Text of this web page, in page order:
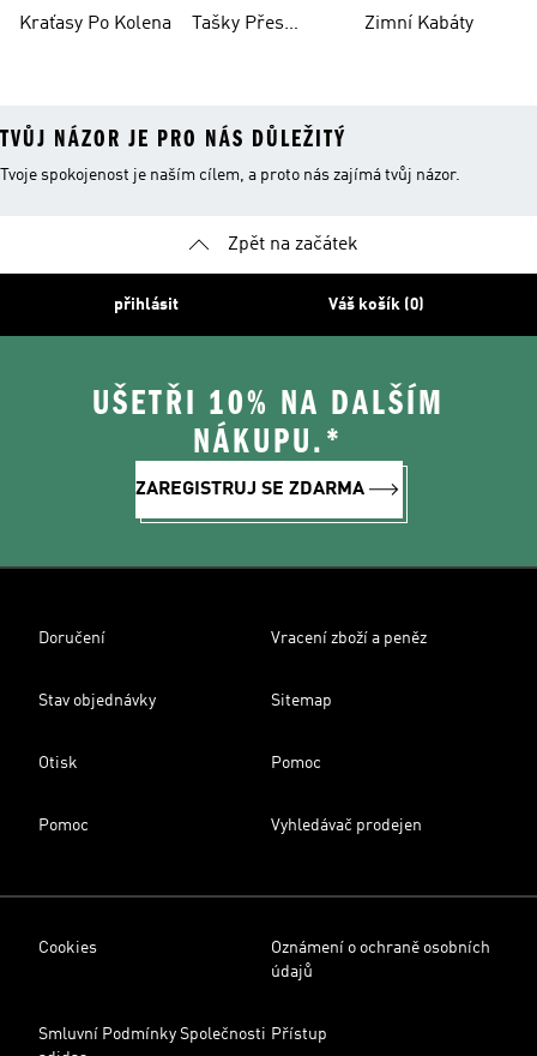
Kraťasy Po Kolena
Tašky Přes
Zimní Kabáty
TVŮJ NÁZOR JE PRO NÁS DŮLEŽITÝ
Tvoje spokojenost je naším cílem, a proto nás zajímá tvůj názor.
Zpět na začátek
přihlásit Váš košík (0)
UŠETŘI 10% NA DALŠÍM
NÁKUPU.*
ZAREGISTRUJ SE ZDARMA
Doručení Vracení zboží a peněz
Stav objednávky Sitemap
Otisk Pomoc
Pomoc Vyhledávač prodejen
Cookies
Oznámení o ochraně osobních
údajů
Smluvní Podmínky Společnosti Přístup